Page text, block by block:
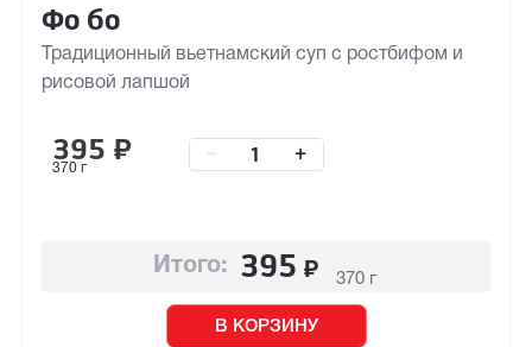
Фо бо
Традиционный вьетнамский суп с ростбифом и
рисовой лапшой
395 ₽
370 г
+
Итого: 395 ₽ 370 г
В КОРЗИНУ